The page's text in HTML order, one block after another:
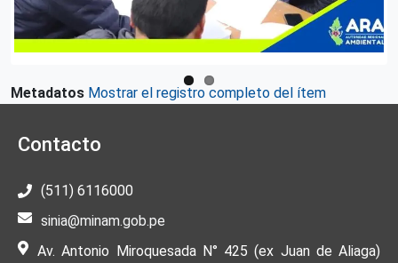
Metadatos Mostrar el registro completo del ítem
Contacto
(511) 6116000
sinia@minam.gob.pe
Av. Antonio Miroquesada N° 425 (ex Juan de Aliaga)